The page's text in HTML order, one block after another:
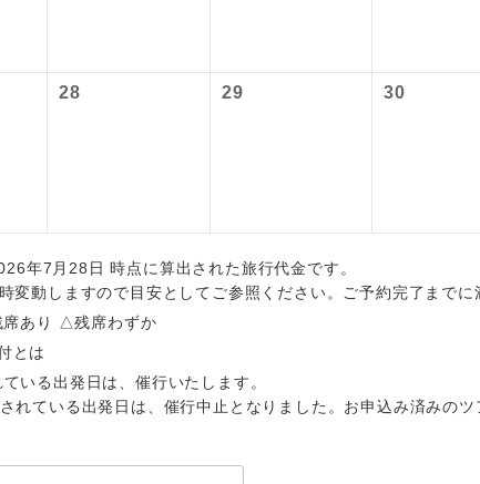
28 29 30
年7月28日 時点に算出された旅行代金です。
変動しますので目安としてご参照ください。ご予約完了までに
あり △残席わずか
とは
いる出発日は、催行いたします。
れている出発日は、催行中止となりました。お申込み済みの
※手配の都合により変更になる場合があります。
ご宿泊ホテルに大
トラベルイヤホン
周りの音を気にせ
ができます。
2名様催行 2名様から出発可能